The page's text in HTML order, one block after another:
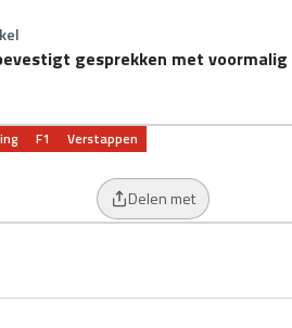
gesprekken met
F1 Verstappen
Delen met